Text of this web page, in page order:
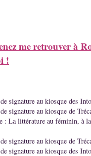
me retrouver à
!
signature au kiosque des
signature au kiosque de
: La littérature au féminin, à
signature au kiosque de
signature au kiosque des